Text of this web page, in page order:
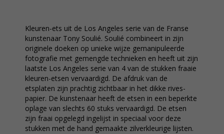
Kleuren-ets uit de Los Angeles serie van de Franse
kunstenaar Tony Soulié. Soulié combineert in zijn
originele doeken op unieke wijze gemanipuleerde
fotografie met gemengde technieken en heeft uit zijn
laatste Los Angeles serie van 4 van de stukken fraaie
kleuren-etsen vervaardigd. De afdruk van de
etsplaten zijn prachtig zichtbaar in het dikke rives-
papier. De kunstenaar heeft de etsen in een beperkte
oplage van slechts 60 stuks vervaardigd. De etsen
zijn fraai opgelegd ingelijst in speciaal voor deze
stukken met de hand gemaakte zilverkleurige lijsten.